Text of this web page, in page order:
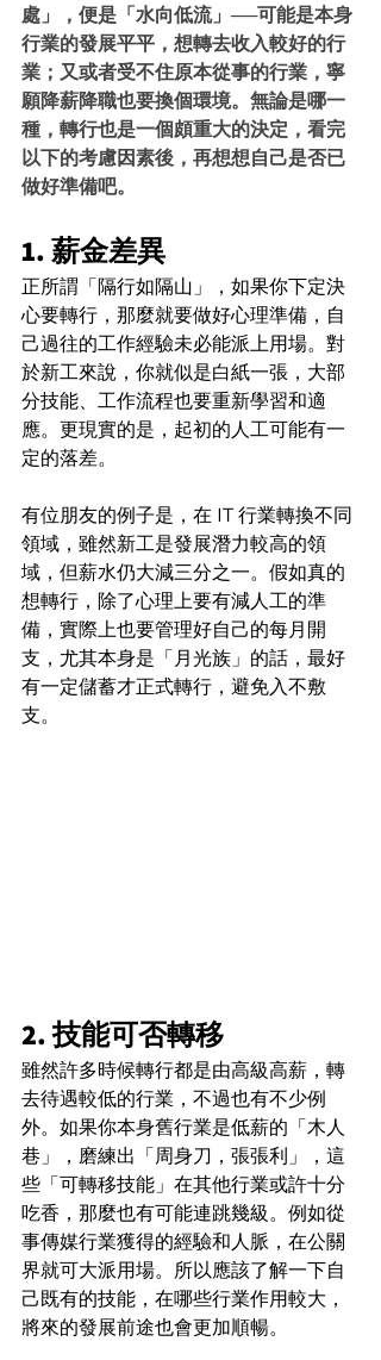
處」，便是「水向低流」 ──可能是本身
行業的發展平平，想轉去收入較好的行
業；又或者受不住原本從事的行業，寧
願降薪降職也要換個環境。無論是哪一
種，轉行也是一個頗重大的決定，看完
以下的考慮因素後，再想想自己是否已
做好準備吧。
1. 薪金差異
正所謂「隔行如隔山」，如果你下定決
心要轉行，那麼就要做好心理準備，自
己過往的工作經驗未必能派上用場。對
於新工來說，你就似是白紙一張，大部
分技能、工作流程也要重新學習和適
應。更現實的是，起初的人工可能有一
定的落差。
有位朋友的例子是，在 IT 行業轉換不同
領域，雖然新工是發展潛力較高的領
域，但薪水仍大減三分之一。假如真的
想轉行，除了心理上要有減人工的準
備，實際上也要管理好自己的每月開
支，尤其本身是「月光族」的話，最好
有一定儲蓄才正式轉行，避免入不敷
支。
2. 技能可否轉移
雖然許多時候轉行都是由高級高薪，轉
去待遇較低的行業，不過也有不少例
外。如果你本身舊行業是低薪的「木人
巷」，磨練出「周身刀，張張利」，這
些「可轉移技能」在其他行業或許十分
吃香，那麼也有可能連跳幾級。例如從
事傳媒行業獲得的經驗和人脈，在公關
界就可大派用場。所以應該了解一下自
己既有的技能，在哪些行業作用較大，
將來的發展前途也會更加順暢。